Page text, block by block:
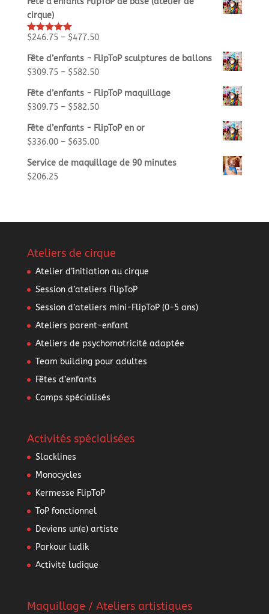
cirque)
Rated 5.00
$246.75– $477.50
Fête d’enfants - FlipToP sculptures de ballons
$309.75– $582.50
Fête d’enfants - FlipToP maquillage
$309.75– $582.50
Fête d’enfants - FlipToP en or
$336.00– $635.00
Service de maquillage de 90 minutes
$206.25
Ateliers de cirque
Atelier d’initiation au cirque
Session d’ateliers FlipToP
Session d’ateliers mini-FlipToP (0-5 ans)
Ateliers parent-enfant
Ateliers de psychomotricité adaptée
Team building pour adultes
Fêtes d’enfants
Camps spécialisés
Activités spécialisées
Slacklines
Monocycles
Kermesse FlipToP
ToP fonctionnel
Deviens un(e) artiste
Parkour ludik
Activité ludique
Maquillage / Ateliers artistiques